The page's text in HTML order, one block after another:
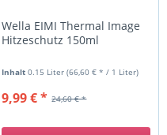
Wella EIMI Thermal Image
Hitzeschutz 150ml
Inhalt0.15 Liter(66,60 € * / 1 Liter)
24,60 € *
9,99 € *